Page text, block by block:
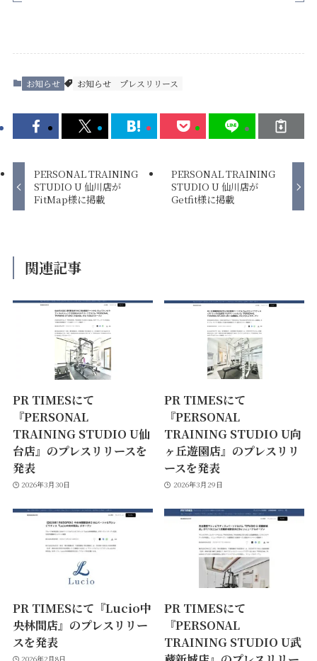
お知らせ お知らせ プレスリリース
PERSONAL TRAINING
STUDIO U 仙川店が
FitMap様に掲載
PERSONAL TRAINING
STUDIO U 仙川店が
Getfit様に掲載
関連記事
PR TIMESにて
『PERSONAL
TRAINING STUDIO U仙
台店』のプレスリリースを
発表
2026年3月30日
PR TIMESにて
『PERSONAL
TRAINING STUDIO U向
ヶ丘遊園店』のプレスリリ
ースを発表
2026年3月29日
PR TIMESにて『Lucio中
央林間店』のプレスリリー
スを発表
2026年2月8日
PR TIMESにて
『PERSONAL
TRAINING STUDIO U武